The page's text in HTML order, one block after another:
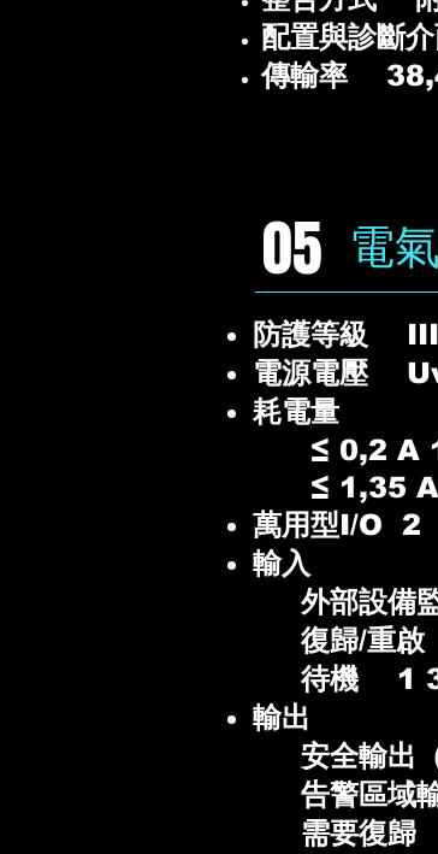
配置與診斷
傳輸率
05 電
防護等級
電源電壓
耗電量
≤ 0,2 A
≤ 1,35 A
萬用型I/O 2
輸入
外部設備
復歸/重
待機 1
輸出
安全輸出
告警區域
需要復